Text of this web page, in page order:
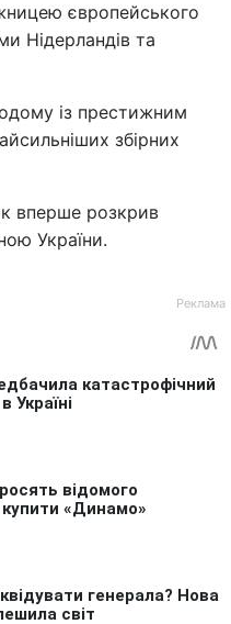
європейського
Нідерландів та
із престижним
збірних
вперше розкрив
України.